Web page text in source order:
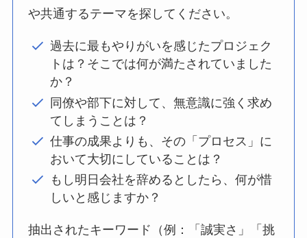
や共通するテーマを探してください。
過去に最もやりがいを感じたプロジェク
トは？そこでは何が満たされていました
か？
同僚や部下に対して、無意識に強く求め
てしまうことは？
仕事の成果よりも、その「プロセス」に
おいて大切にしていることは？
もし明日会社を辞めるとしたら、何が惜
しいと感じますか？
抽出されたキーワード（例：「誠実さ」「挑